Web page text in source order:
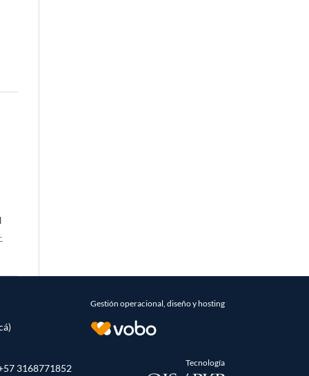
3168771852
Gestión operacional, diseño y hosting
Tecnología